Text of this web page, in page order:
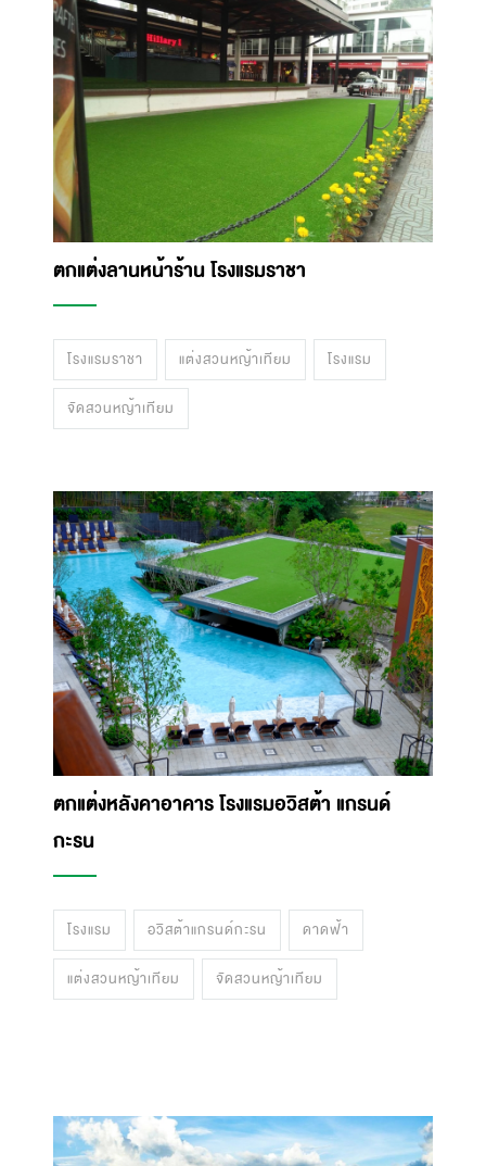
ตกแต่งลานหน้าร้าน โรงแรมราชา
โรงแรมราชา แต่งสวนหญ้าเทียม โรงแรม
จัดสวนหญ้าเทียม
ตกแต่งหลังคาอาคาร โรงแรมอวิสต้า แกรนด์
กะรน
โรงแรม อวิสต้าแกรนด์กะรน ดาดฟ้า
แต่งสวนหญ้าเทียม จัดสวนหญ้าเทียม